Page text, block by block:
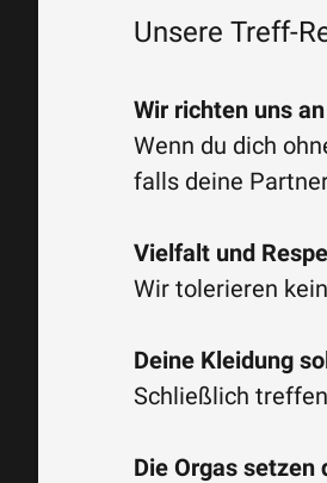
Unsere Treff-
Wir richten uns
Wenn du dich
falls deine
Vielfalt und
Wir tolerieren
Deine Kleidung
Schließlich
Die Orgas setzen